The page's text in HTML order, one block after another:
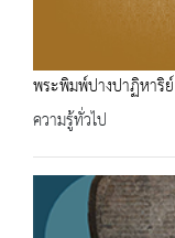
พระพิมพ์ปางปาฏิหาริย์
ความรู้ทั่วไป